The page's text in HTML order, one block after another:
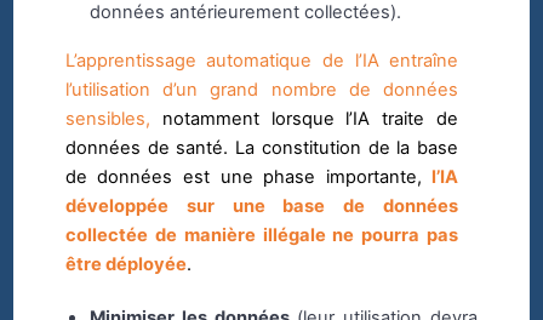
données antérieurement collectées).
L’apprentissage automatique de l’IA entraîne
l’utilisation d’un grand nombre de données
sensibles, notamment lorsque l’IA traite de
données de santé. La constitution de la base
de données est une phase importante,l’IA
développée sur une base de données
collectée de manière illégale ne pourra pas
être déployée.